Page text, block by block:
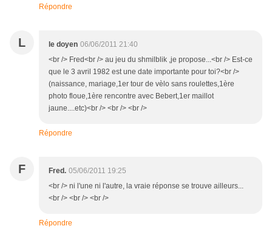
Répondre
L le doyen 06/06/2011 21:40
<br /> Fred<br /> au jeu du shmilblik ,je propose...<br /> Est-ce
que le 3 avril 1982 est une date importante pour toi?<br />
(naissance, mariage,1er tour de vèlo sans roulettes,1ère
photo floue,1ère rencontre avec Bebert,1er maillot
jaune....etc)<br /> <br /> <br />
Répondre
F Fred. 05/06/2011 19:25
<br /> ni l'une ni l'autre, la vraie réponse se trouve ailleurs...
<br /> <br /> <br />
Répondre